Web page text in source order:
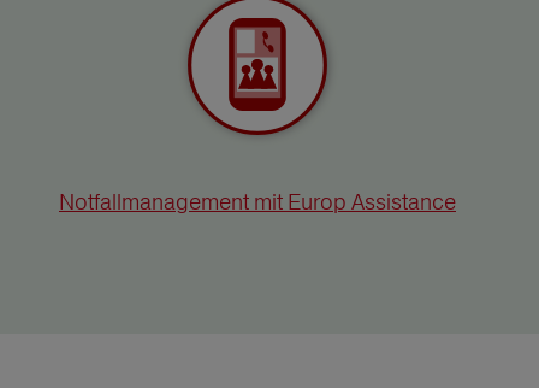
Notfallmanagement mit Europ Assistance